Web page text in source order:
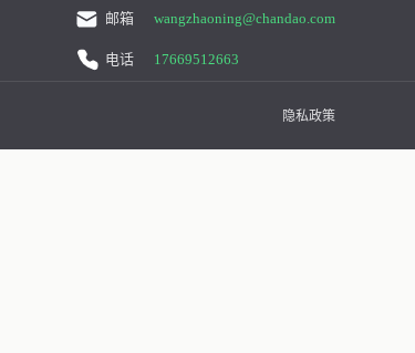
邮箱 wangzhaoning@chandao.com
电话 17669512663
隐私政策